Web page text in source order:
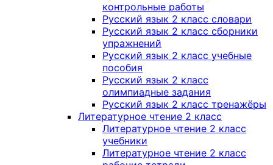
контрольные работы
Русский язык 2 класс словари
Русский язык 2 класс сборники
упражнений
Русский язык 2 класс учебные
пособия
Русский язык 2 класс
олимпиадные задания
Русский язык 2 класс тренажёры
Литературное чтение 2 класс
Литературное чтение 2 класс
учебники
Литературное чтение 2 класс